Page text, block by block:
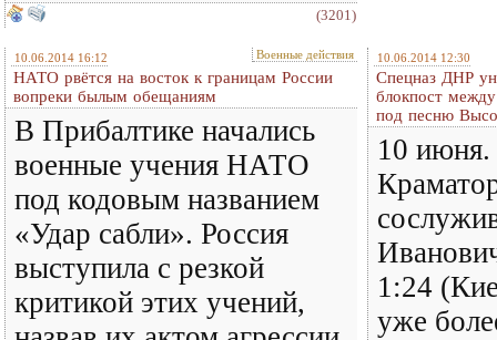
(3201)
10.06.2014 16:12 Военные действия
НАТО рвётся на восток к границам России
вопреки былым обещаниям
В Прибалтике начались
военные учения НАТО
под кодовым названием
«Удар сабли». Россия
выступила с резкой
критикой этих учений,
10.06.2014 12:30
Спецназ ДНР
блокпост
под песню
10
1:24
уже